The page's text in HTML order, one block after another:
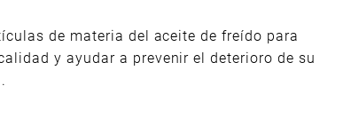
de materia del aceite de freído para
y ayudar a prevenir el deterioro de su